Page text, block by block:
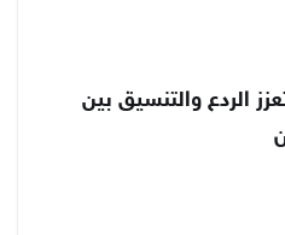
الردع والتنسيق بين